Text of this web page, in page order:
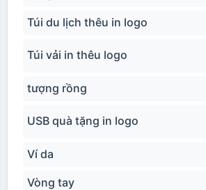
Túi du lịch thêu in logo
Túi vải in thêu logo
tượng rồng
USB quà tặng in logo
Ví da
Vòng tay